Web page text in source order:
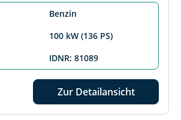
Benzin
100 kW (136 PS)
IDNR: 81089
Zur Detailansicht